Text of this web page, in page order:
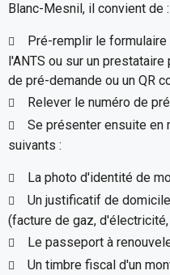
Blanc-Mesnil, il convient de :
Pré-remplir le
l'ANTS ou sur un
de pré-demande ou un QR
Relever le numéro de
Se présenter ensuite en
suivants :
La photo d'identité de
Un justificatif de
(facture de gaz,
Le passeport à
Un timbre fiscal d'un